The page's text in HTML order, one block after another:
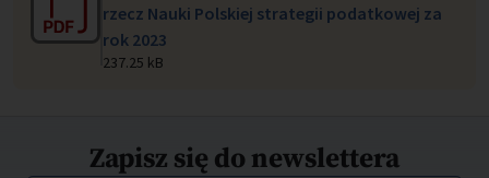
rzecz Nauki Polskiej strategii podatkowej za
rok 2023
237.25 kB
Zapisz się do newslettera